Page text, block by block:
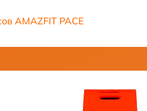
AMAZFIT PACE